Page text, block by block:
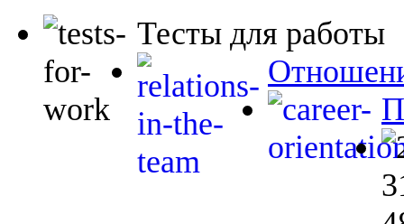
Тесты для работы